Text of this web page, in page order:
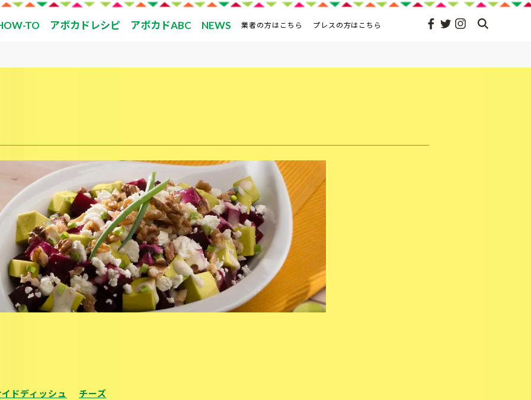
TO アボカドレシピ アボカドABC NEWS 業者の方はこちら プレスの方はこちら
ドディッシュ チーズ